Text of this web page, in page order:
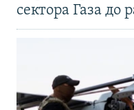
сектора Газа